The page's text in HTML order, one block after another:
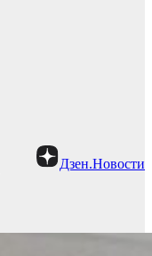
Дзен.Новости